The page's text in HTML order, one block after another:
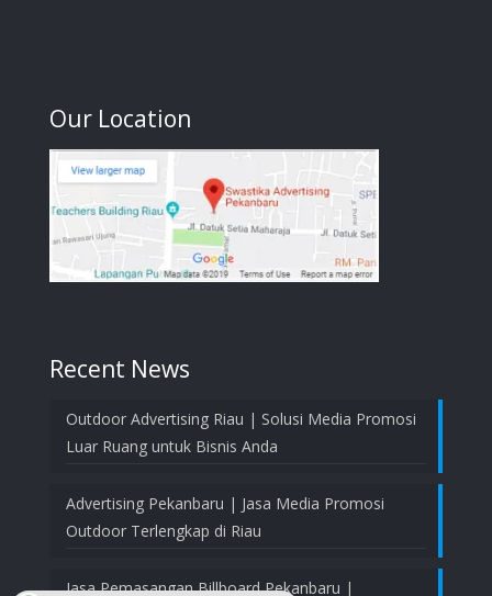
Our Location
Recent News
Outdoor Advertising Riau | Solusi Media Promosi
Luar Ruang untuk Bisnis Anda
Advertising Pekanbaru | Jasa Media Promosi
Outdoor Terlengkap di Riau
Jasa Pemasangan Billboard Pekanbaru |